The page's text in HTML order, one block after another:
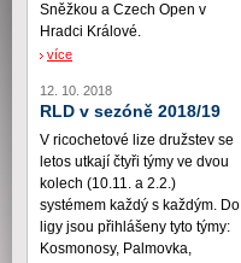
Sněžkou a Czech Open v
Hradci Králové.
více
12. 10. 2018
RLD v sezóně 2018/19
V ricochetové lize družstev se
letos utkají čtyři týmy ve dvou
kolech (10.11. a 2.2.)
systémem každý s každým. Do
ligy jsou přihlášeny tyto týmy:
Kosmonosy, Palmovka,